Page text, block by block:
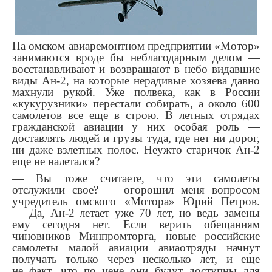
На омском авиаремонтном предприятии «Мотор»
занимаются вроде бы неблагодарным делом —
восстанавливают и возвращают в небо видавшие
виды Ан-2, на которые нерадивые хозяева давно
махнули рукой. Уже полвека, как в России
«кукурузники» перестали собирать, а около 600
самолетов все еще в строю. В летных отрядах
гражданской авиации у них особая роль —
доставлять людей и грузы туда, где нет ни дорог,
ни даже взлетных полос. Неужто старичок Ан-2
еще не налетался?
— Вы тоже считаете, что эти самолеты
отслужили свое? — огорошил меня вопросом
учредитель омского «Мотора» Юрий Петров.
— Да, Ан-2 летает уже 70 лет, но ведь замены
ему сегодня нет. Если верить обещаниям
чиновников Минпромторга, новые российские
самолеты малой авиации авиаотряды начнут
получать только через несколько лет, и еще